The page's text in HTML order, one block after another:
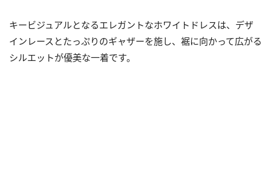
キービジュアルとなるエレガントなホワイトドレスは、デザ
インレースとたっぷりのギャザーを施し、裾に向かって広がる
シルエットが優美な一着です。